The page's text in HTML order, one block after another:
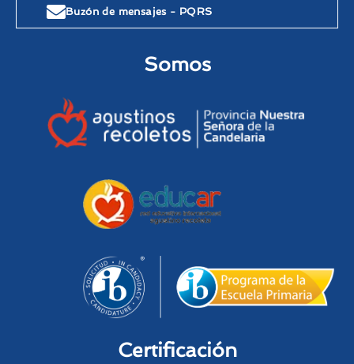
Buzón de mensajes - PQRS
Somos
Certificación